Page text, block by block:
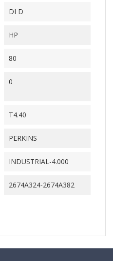
DI D
HP
80
0
T4.40
PERKINS
INDUSTRIAL-4.000
2674A324-2674A382